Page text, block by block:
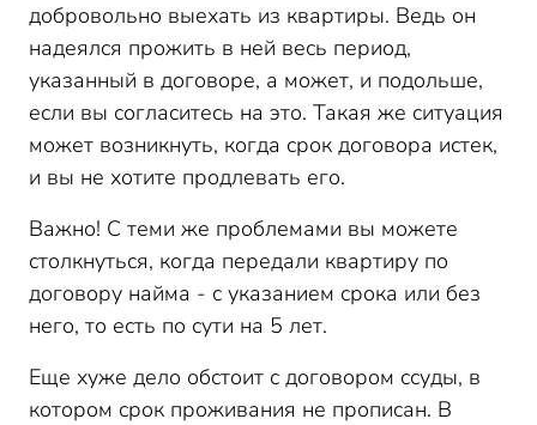
добровольно выехать из квартиры. Ведь он
надеялся прожить в ней весь период,
указанный в договоре, а может, и подольше,
если вы согласитесь на это. Такая же ситуация
может возникнуть, когда срок договора истек,
и вы не хотите продлевать его.
Важно! С теми же проблемами вы можете
столкнуться, когда передали квартиру по
договору найма - с указанием срока или без
него, то есть по сути на 5 лет.
Еще хуже дело обстоит с договором ссуды, в
котором срок проживания не прописан. В